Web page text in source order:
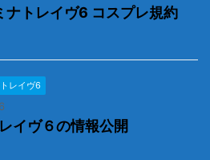
トレイヴ6 コスプレ規約
レイヴ6
イヴ６の情報公開